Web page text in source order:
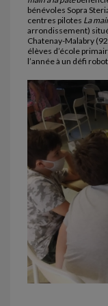
bénévoles Sopra
centres pilotes La
arrondissement)
Chatenay-Malabry
élèves d’école
l’année à un défi